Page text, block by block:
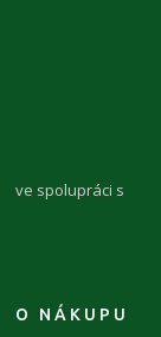
ve spolupráci s
O NÁKUPU